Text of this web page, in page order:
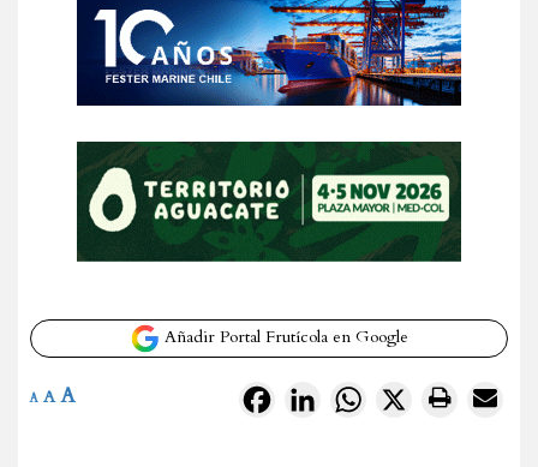
Añadir Portal Frutícola en Google
FacebookLinkedInWhatsApp
X
A A A